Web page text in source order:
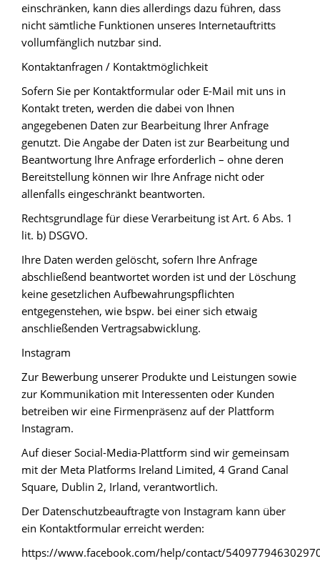
einschränken, kann dies allerdings dazu führen, dass
nicht sämtliche Funktionen unseres Internetauftritts
vollumfänglich nutzbar sind.
Kontaktanfragen / Kontaktmöglichkeit
Sofern Sie per Kontaktformular oder E-Mail mit uns in
Kontakt treten, werden die dabei von Ihnen
angegebenen Daten zur Bearbeitung Ihrer Anfrage
genutzt. Die Angabe der Daten ist zur Bearbeitung und
Beantwortung Ihre Anfrage erforderlich – ohne deren
Bereitstellung können wir Ihre Anfrage nicht oder
allenfalls eingeschränkt beantworten.
Rechtsgrundlage für diese Verarbeitung ist Art. 6 Abs. 1
lit. b) DSGVO.
Ihre Daten werden gelöscht, sofern Ihre Anfrage
abschließend beantwortet worden ist und der Löschung
keine gesetzlichen Aufbewahrungspflichten
entgegenstehen, wie bspw. bei einer sich etwaig
anschließenden Vertragsabwicklung.
Instagram
Zur Bewerbung unserer Produkte und Leistungen sowie
zur Kommunikation mit Interessenten oder Kunden
betreiben wir eine Firmenpräsenz auf der Plattform
Instagram.
Auf dieser Social-Media-Plattform sind wir gemeinsam
mit der Meta Platforms Ireland Limited, 4 Grand Canal
Square, Dublin 2, Irland, verantwortlich.
Der Datenschutzbeauftragte von Instagram kann über
ein Kontaktformular erreicht werden:
https://www.facebook.com/help/contact/